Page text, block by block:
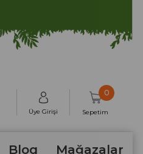
Üye Girişi Sepetim
0
Blog Mağazalar